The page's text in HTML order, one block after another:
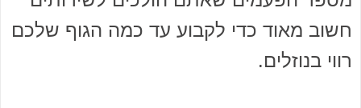
חשוב מאוד כדי לקבוע עד כמה הגוף שלכם
רווי בנוזלים.